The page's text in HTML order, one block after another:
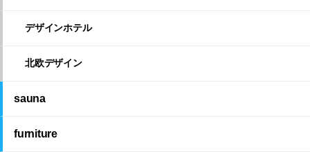
デザインホテル
北欧デザイン
sauna
furniture